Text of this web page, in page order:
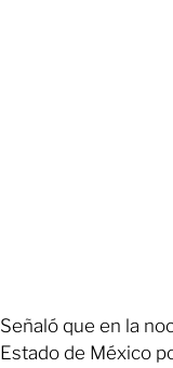
Señaló que en la
Estado de México